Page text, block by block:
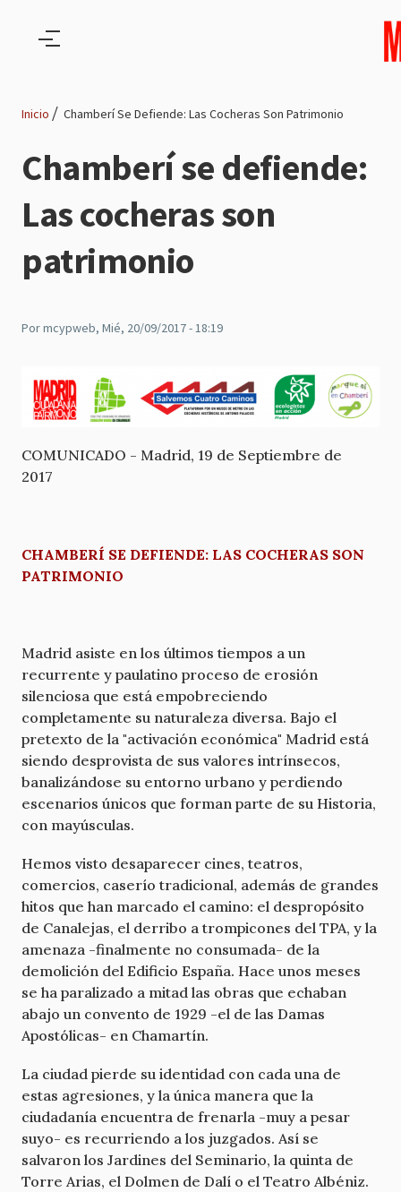
Ruta
de
navegación
Inicio Chamberí Se Defiende: Las Cocheras Son Patrimonio
Chamberí se defiende:
Las cocheras son
patrimonio
Pormcypweb, Mié, 20/09/2017 - 18:19
COMUNICADO - Madrid, 19 de Septiembre de
2017
CHAMBERÍ SE DEFIENDE: LAS COCHERAS SON
PATRIMONIO
Madrid asiste en los últimos tiempos a un
recurrente y paulatino proceso de erosión
silenciosa que está empobreciendo
completamente su naturaleza diversa. Bajo el
pretexto de la "activación económica" Madrid está
siendo desprovista de sus valores intrínsecos,
banalizándose su entorno urbano y perdiendo
escenarios únicos que forman parte de su Historia,
con mayúsculas.
Hemos visto desaparecer cines, teatros,
comercios, caserío tradicional, además de grandes
hitos que han marcado el camino: el despropósito
de Canalejas, el derribo a trompicones del TPA, y la
amenaza -finalmente no consumada- de la
demolición del Edificio España. Hace unos meses
se ha paralizado a mitad las obras que echaban
abajo un convento de 1929 -el de las Damas
Apostólicas- en Chamartín.
La ciudad pierde su identidad con cada una de
estas agresiones, y la única manera que la
ciudadanía encuentra de frenarla -muy a pesar
suyo- es recurriendo a los juzgados. Así se
salvaron los Jardines del Seminario, la quinta de
Torre Arias, el Dolmen de Dalí o el Teatro Albéniz.